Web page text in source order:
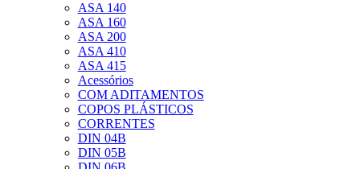
ASA 140
ASA 160
ASA 200
ASA 410
ASA 415
Acessórios
COM ADITAMENTOS
COPOS PLÁSTICOS
CORRENTES
DIN 04B
DIN 05B